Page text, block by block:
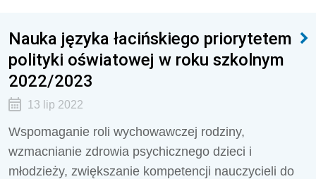
Nauka języka łacińskiego priorytetem
polityki oświatowej w roku szkolnym
2022/2023
13 lip 2022
Wspomaganie roli wychowawczej rodziny,
wzmacnianie zdrowia psychicznego dzieci i
młodzieży, zwiększanie kompetencji nauczycieli do